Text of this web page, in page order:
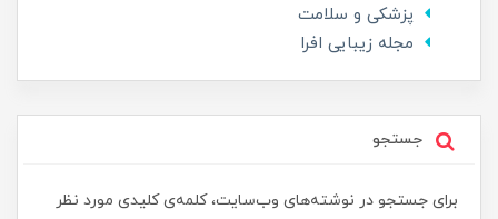
پزشکی و سلامت
مجله زیبایی افرا
جستجو
برای جستجو در نوشته‌های وب‌سایت، کلمه‌ی کلیدی مورد نظر